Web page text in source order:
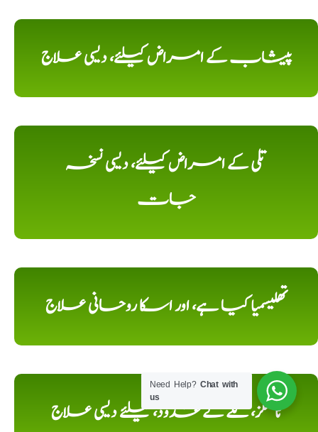
پیشاب کے امراض کیلئے، دیسی علاج
تلی کے امراض کیلئے، دیسی نسخہ
جات
تھلیسمیا کیا ہے، اور اسکا روحانی علاج
ٹانسلز، گلے کے غدود، کیلئے دیسی علاج
Need Help?Chat with
us